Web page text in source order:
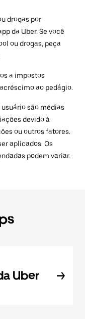
drogas por
da Uber. Se você
ou drogas, peça
a impostos
ao pedágio.
são médias
devido à
ou outros fatores.
aplicados. Os
podem variar.
Uber